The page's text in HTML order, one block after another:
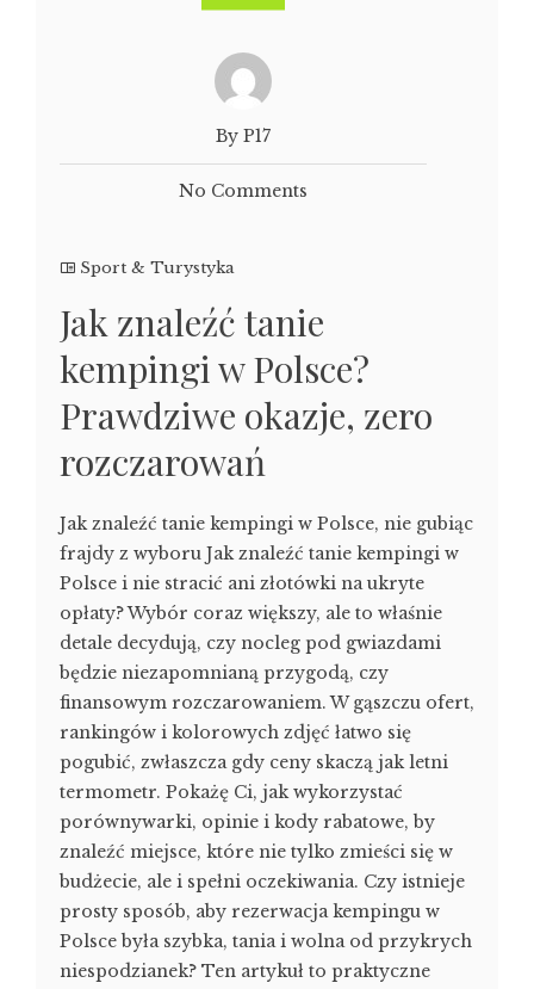
By P17
No Comments
Sport & Turystyka
Jak znaleźć tanie
kempingi w Polsce?
Prawdziwe okazje, zero
rozczarowań
Jak znaleźć tanie kempingi w Polsce, nie gubiąc
frajdy z wyboru Jak znaleźć tanie kempingi w
Polsce i nie stracić ani złotówki na ukryte
opłaty? Wybór coraz większy, ale to właśnie
detale decydują, czy nocleg pod gwiazdami
będzie niezapomnianą przygodą, czy
finansowym rozczarowaniem. W gąszczu ofert,
rankingów i kolorowych zdjęć łatwo się
pogubić, zwłaszcza gdy ceny skaczą jak letni
termometr. Pokażę Ci, jak wykorzystać
porównywarki, opinie i kody rabatowe, by
znaleźć miejsce, które nie tylko zmieści się w
budżecie, ale i spełni oczekiwania. Czy istnieje
prosty sposób, aby rezerwacja kempingu w
Polsce była szybka, tania i wolna od przykrych
niespodzianek? Ten artykuł to praktyczne